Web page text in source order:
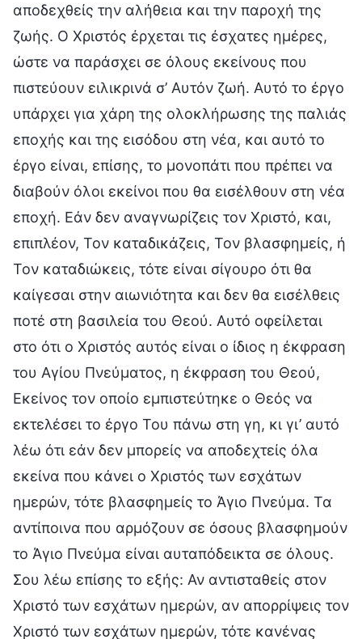
αποδεχθείς την αλήθεια και την παροχή της
ζωής. Ο Χριστός έρχεται τις έσχατες ημέρες,
ώστε να παράσχει σε όλους εκείνους που
πιστεύουν ειλικρινά σ’ Αυτόν ζωή. Αυτό το έργο
υπάρχει για χάρη της ολοκλήρωσης της παλιάς
εποχής και της εισόδου στη νέα, και αυτό το
έργο είναι, επίσης, το μονοπάτι που πρέπει να
διαβούν όλοι εκείνοι που θα εισέλθουν στη νέα
εποχή. Εάν δεν αναγνωρίζεις τον Χριστό, και,
επιπλέον, Τον καταδικάζεις, Τον βλασφημείς, ή
Τον καταδιώκεις, τότε είναι σίγουρο ότι θα
καίγεσαι στην αιωνιότητα και δεν θα εισέλθεις
ποτέ στη βασιλεία του Θεού. Αυτό οφείλεται
στο ότι ο Χριστός αυτός είναι ο ίδιος η έκφραση
του Αγίου Πνεύματος, η έκφραση του Θεού,
Εκείνος τον οποίο εμπιστεύτηκε ο Θεός να
εκτελέσει το έργο Του πάνω στη γη, κι γι’ αυτό
λέω ότι εάν δεν μπορείς να αποδεχτείς όλα
εκείνα που κάνει ο Χριστός των εσχάτων
ημερών, τότε βλασφημείς το Άγιο Πνεύμα. Τα
αντίποινα που αρμόζουν σε όσους βλασφημούν
το Άγιο Πνεύμα είναι αυταπόδεικτα σε όλους.
Σου λέω επίσης το εξής: Αν αντισταθείς στον
Χριστό των εσχάτων ημερών, αν απορρίψεις τον
Χριστό των εσχάτων ημερών, τότε κανένας